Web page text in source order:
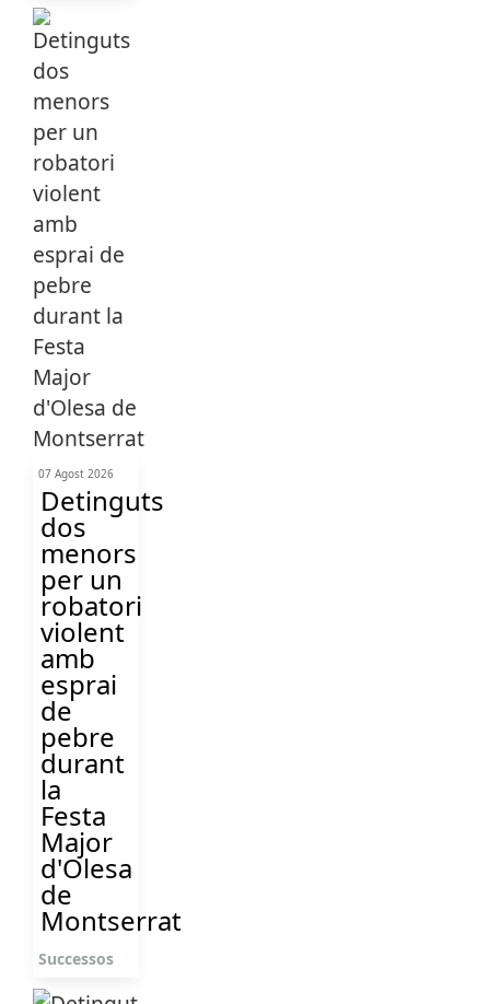
07 Agost 2026
Detinguts
dos
menors
per un
robatori
violent
amb
esprai
de
pebre
durant
la
Festa
Major
d'Olesa
de
Montserrat
Successos